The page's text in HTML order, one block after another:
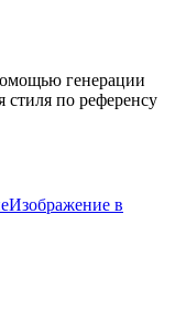
генерации
стиля по референсу
Изображение в